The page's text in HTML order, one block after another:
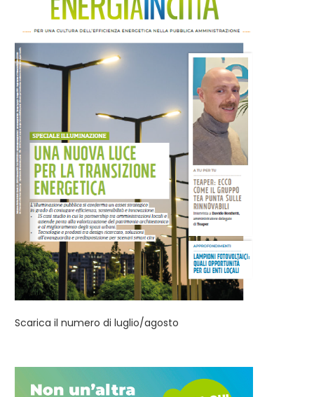
Bergamo: entro l’estate si
conclude la riqualificazione
energetica...
Energia in Città:
numero di luglio/
Scarica il numero di luglio/agosto